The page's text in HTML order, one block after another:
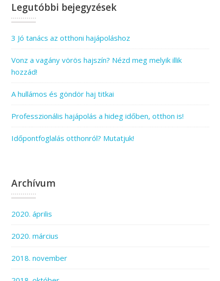
Legutóbbi bejegyzések
3 Jó tanács az otthoni hajápoláshoz
Vonz a vagány vörös hajszín? Nézd meg melyik illik
hozzád!
A hullámos és göndör haj titkai
Professzionális hajápolás a hideg időben, otthon is!
Időpontfoglalás otthonról? Mutatjuk!
Archívum
2020. április
2020. március
2018. november